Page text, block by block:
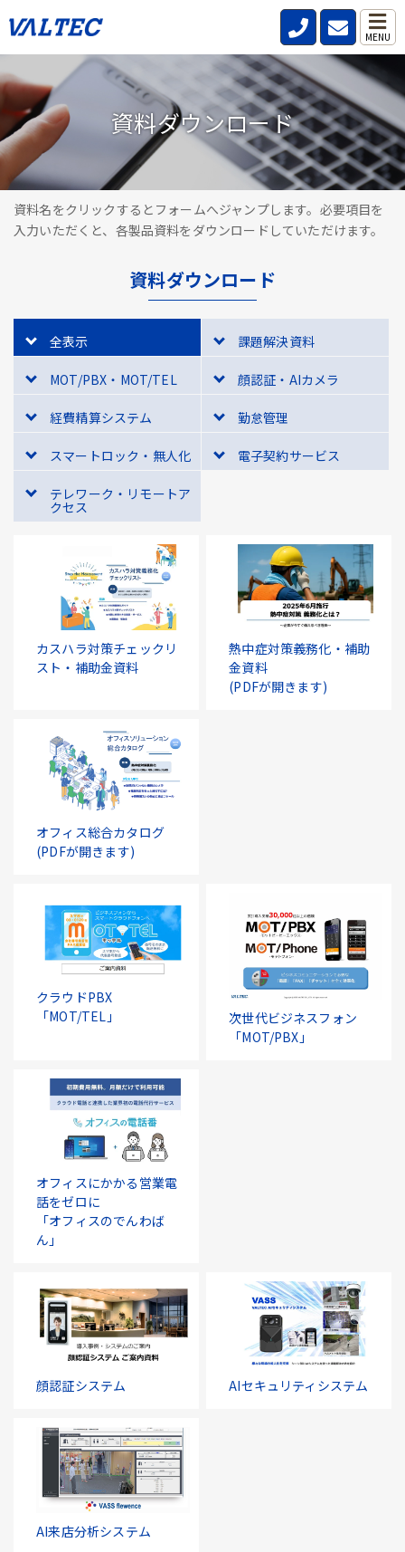
MENU
資料ダウンロード
資料名をクリックするとフォームへジャンプします。必要項目を
入力いただくと、各製品資料をダウンロードしていただけます。
資料ダウンロード
全表示 課題解決資料
MOT/PBX・MOT/TEL 顔認証・AIカメラ
経費精算システム 勤怠管理
スマートロック・無人化 電子契約サービス
テレワーク・リモートア
クセス
カスハラ対策チェックリ
スト・補助金資料
熱中症対策義務化・補助
金資料
(PDFが開きます)
オフィス総合カタログ
(PDFが開きます)
クラウドPBX
「MOT/TEL」
次世代ビジネスフォン
「MOT/PBX」
オフィスにかかる営業電
話をゼロに
「オフィスのでんわば
ん」
顔認証システム AIセキュリティシステム
AI来店分析システム